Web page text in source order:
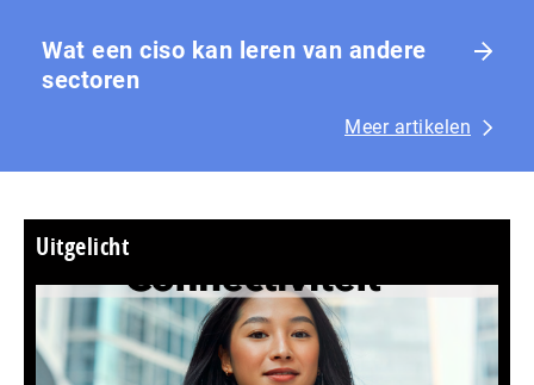
Wat een ciso kan leren van andere
sectoren
Meer artikelen
Uitgelicht